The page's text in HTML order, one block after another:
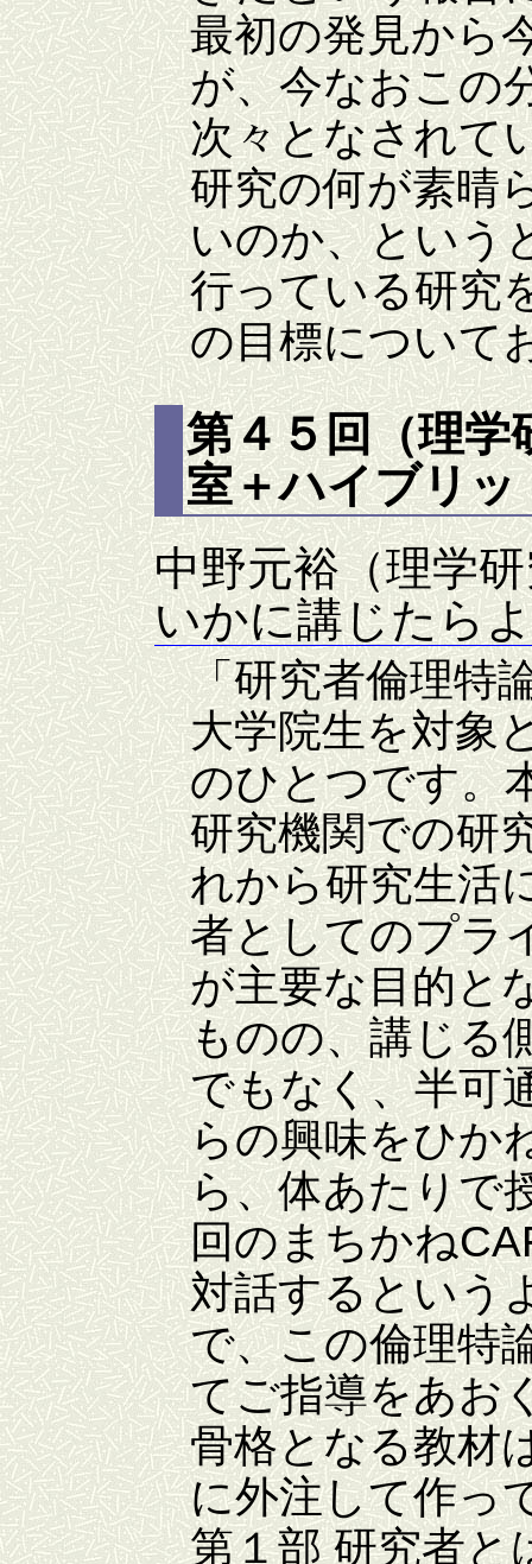
最初の発見から
が、今なおこの
次々となされて
研究の何が素晴
いのか、という
行っている研究
の目標について
第４５回（理学
室＋ハイブリ
中野元裕（理学
いかに講じたら
「研究者倫理特
大学院生を対象
のひとつです。
研究機関での研
れから研究生活
者としてのプラ
が主要な目的と
ものの、講じる
でもなく、半可
らの興味をひか
ら、体あたりで
回のまちかね
対話するという
で、この倫理特
てご指導をあお
骨格となる教材
に外注して作っ
第１部 研究者と